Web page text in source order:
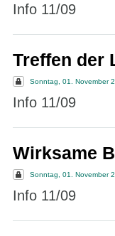
Info 11/09
Treffen der
Sonntag, 01. November
Info 11/09
Wirksame
Sonntag, 01. November
Info 11/09